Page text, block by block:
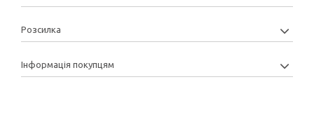
Розсилка
Інформація покупцям